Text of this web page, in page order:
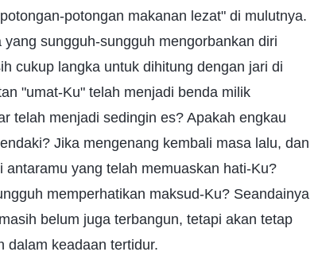
potongan makanan lezat" di mulutnya.
sungguh-sungguh mengorbankan diri
cukup langka untuk dihitung dengan jari di
"umat-Ku" telah menjadi benda milik
telah menjadi sedingin es? Apakah engkau
Jika mengenang kembali masa lalu, dan
yang telah memuaskan hati-Ku?
memperhatikan maksud-Ku? Seandainya
belum juga terbangun, tetapi akan tetap
dalam keadaan tertidur.